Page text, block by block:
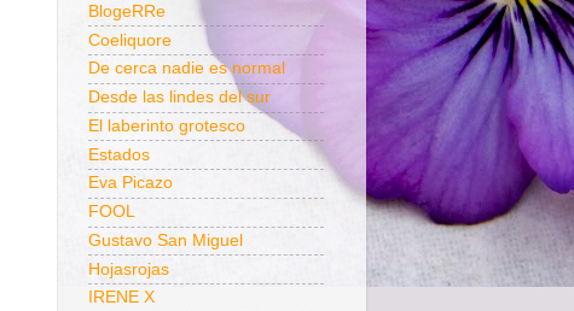
BlogeRRe
Coeliquore
De cerca nadie es normal
Desde las lindes del sur
El laberinto grotesco
Estados
Eva Picazo
FOOL
Gustavo San Miguel
Hojasrojas
IRENE X